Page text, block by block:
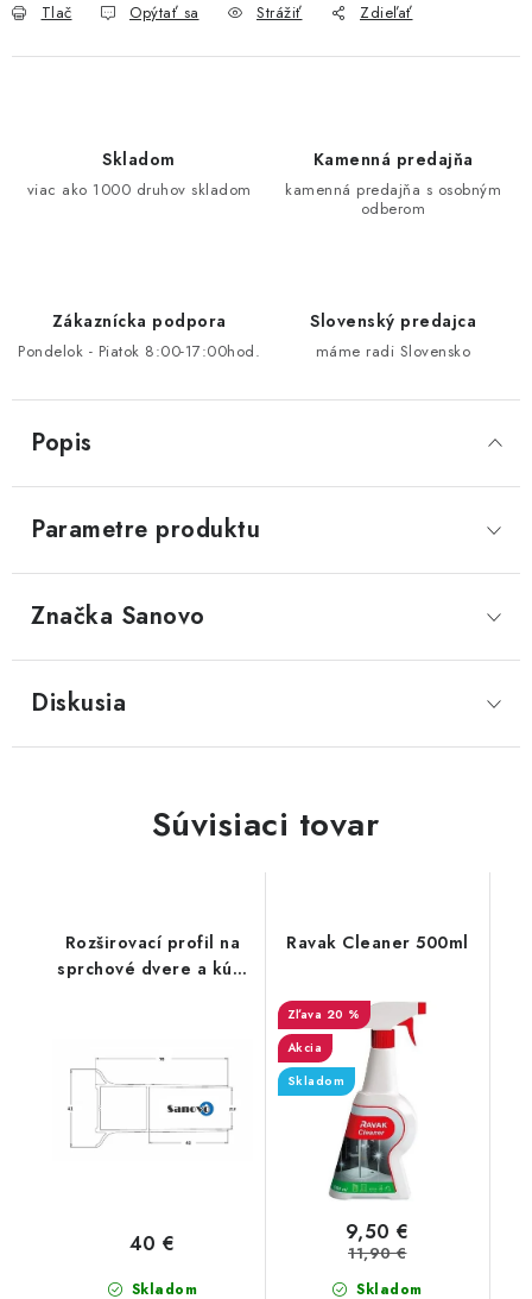
Tlač Opýtať sa Strážiť Zdieľať
Skladom
viac ako 1000 druhov skladom
Kamenná predajňa
kamenná predajňa s osobným
odberom
Zákaznícka podpora
Pondelok - Piatok 8:00-17:00hod.
Slovenský predajca
máme radi Slovensko
Popis
Parametre produktu
Značka Sanovo
Diskusia
Súvisiaci tovar
Rozširovací profil na
sprchové dvere a kúty
Skladom
40 €
Ravak Cleaner 500ml
20 %
Akcia
Skladom
Skladom
9,50 €
11,90 €